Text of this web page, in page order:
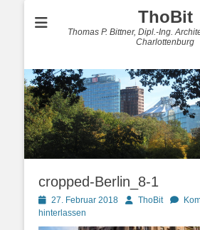
ThoBit
Thomas P. Bittner, Dipl.-Ing.
Charlottenburg
cropped-Berlin_8-1
Posted
on
27. Februar 2018 AutorThoBit
hinterlassen